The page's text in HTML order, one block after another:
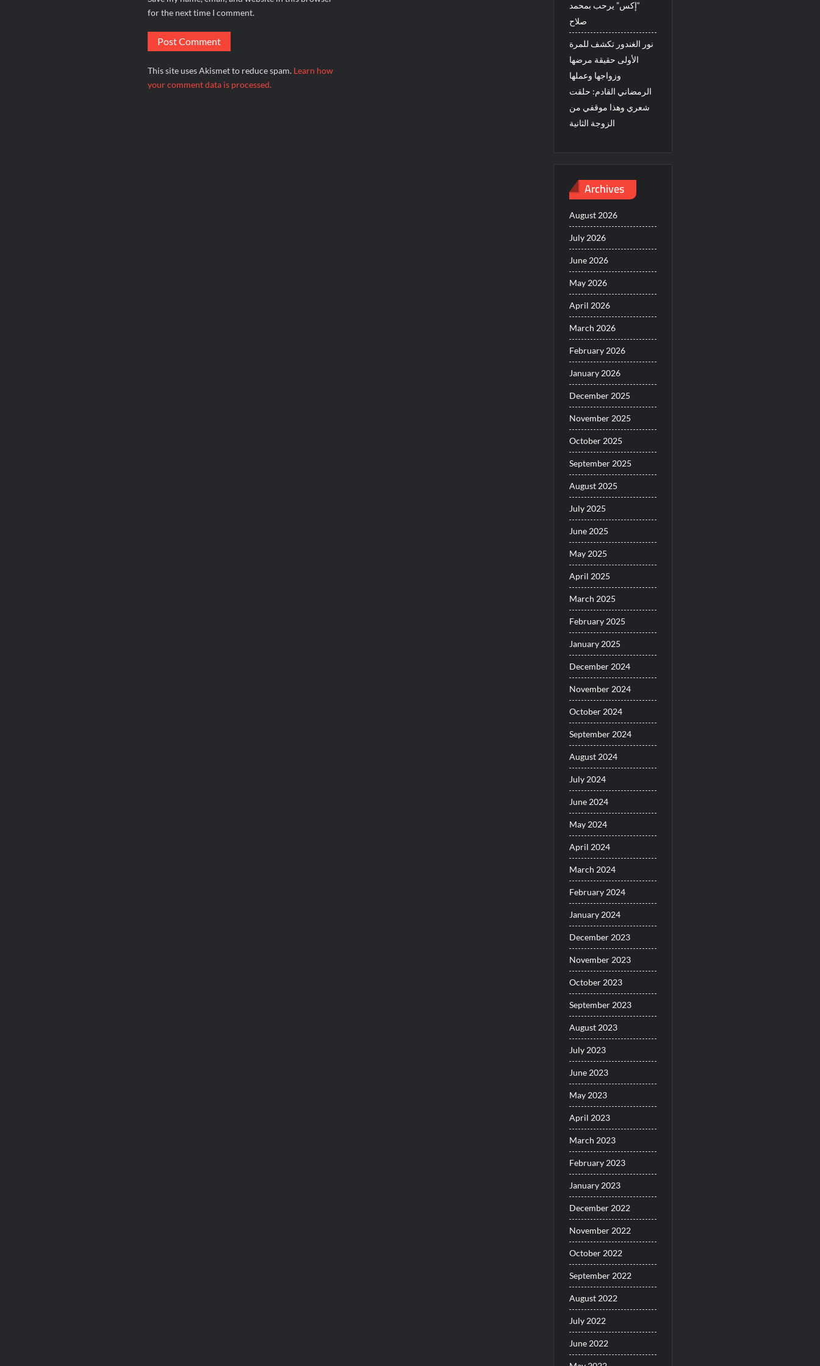
for the next time I comment.
This site uses Akismet to reduce spam. Learn how
your comment data is processed.
“إكس” يرحب بمحمد
صلاح
نور الغندور تكشف للمرة
الأولى حقيقة مرضها
وزواجها وعملها
الرمضاني القادم: حلقت
شعري وهذا موقفي من
الزوجة الثانية
Archives
August 2026
July 2026
June 2026
May 2026
April 2026
March 2026
February 2026
January 2026
December 2025
November 2025
October 2025
September 2025
August 2025
July 2025
June 2025
May 2025
April 2025
March 2025
February 2025
January 2025
December 2024
November 2024
October 2024
September 2024
August 2024
July 2024
June 2024
May 2024
April 2024
March 2024
February 2024
January 2024
December 2023
November 2023
October 2023
September 2023
August 2023
July 2023
June 2023
May 2023
April 2023
March 2023
February 2023
January 2023
December 2022
November 2022
October 2022
September 2022
August 2022
July 2022
June 2022